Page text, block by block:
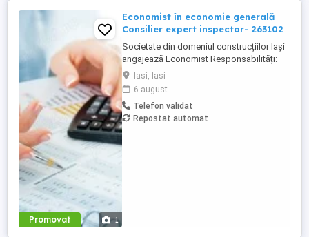
Promovat 1
Economist în economie generală
Consilier expert inspector- 263102
Societate din domeniul construcțiilor Iași
angajează Economist Responsabilități:
Înregistrarea și verificarea documentelor
contabile (facturi, bonuri, chitanțe, NIR-uri,
deconturi) Operarea și reconcilierea
tranzacțiilor de casă și bancă Verificarea,
analiza și reglarea soldurilor clienți și
Iasi, Iasi
6 august
Telefon validat
Repostat automat